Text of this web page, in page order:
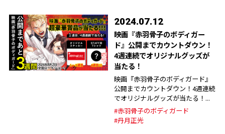
2024.07.12
映画『赤羽骨子のボディガー
ド』公開までカウントダウン！
4週連続でオリジナルグッズが
当たる！
映画『赤羽骨子のボディガード』
公開までカウントダウン！4週連続
でオリジナルグッズが当たる！...
#赤羽骨子のボディガード
#丹月正光